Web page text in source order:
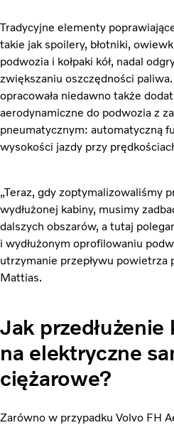
Tradycyjne elementy
takie jak spoilery, błotniki,
podwozia i kołpaki kół, nadal
zwiększaniu oszczędności
opracowała niedawno także
aerodynamiczne do podwozia z
pneumatycznym: automatyczną
wysokości jazdy przy
„Teraz, gdy zoptymalizowaliśmy
wydłużonej kabiny, musimy
dalszych obszarów, a tutaj
i wydłużonym oprofilowaniu
utrzymanie przepływu
Mattias.
Jak przedłużenie
na elektryczne
ciężarowe?
Zarówno w przypadku Volvo FH